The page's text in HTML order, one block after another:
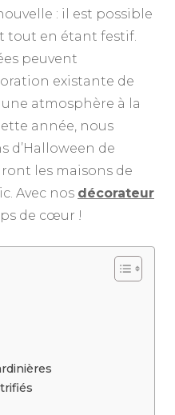
: il est possible
tout en étant festif.
peuvent
existante de
atmosphère à la
année, nous
d’Halloween de
les maisons de
Avec nos décorateur
de cœur !